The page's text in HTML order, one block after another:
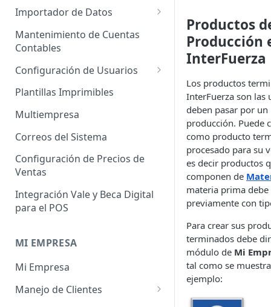
Administrador de Tablas de
Clientes
Administrador de Tablas para
Administrador de Tablas para
CRM
Administrador de Tablas para
Impuestos
Inventario
Sistema
Administrador de Tablas de
Importador de Datos
Importador de Cuentas
Contables
Importador de Clientes
Importador de Proveedores
Importador de Productos
Importador de Activos Fijos
Importador de Lista de Precios
Importador de Ajuste de
Inventario
Importador de Prospectos
Cobrar
Importador de Cuentas por
Pagar
Mantenimiento de Cuentas
Contables
Configuración de Usuarios
Permisos de Usuarios
Usuarios Invitados
Perfil de Usuario
Cómo eliminar usuarios
Plantillas Imprimibles
Multiempresa
Correos del Sistema
Configuración de Precios de
Ventas
Integración Vale y Beca Digital
para el POS
MI EMPRESA
Mi Empresa
Manejo de Clientes
Productos
Producción
InterFuerza
Los productos
InterFuerza son las
deben pasar por un
producción. Puede
como producto
procesado para su
es decir productos
componen de
materia prima debe
previamente con
Para crear sus
terminados debe
módulo de Mi
tal como se
ejemplo: